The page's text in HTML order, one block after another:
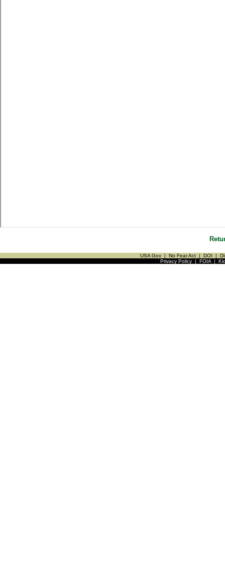
USA Gov | No Fear Act | DOI |
Privacy Policy| FOIA|